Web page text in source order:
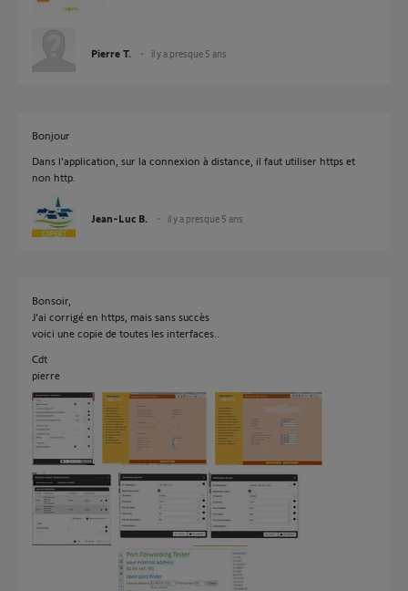
Pierre T. il y a presque 5 ans
Bonjour
Dans l'application, sur la connexion à distance, il faut utiliser https et
non http.
Jean-Luc B. il y a presque 5 ans
Bonsoir,
J'ai corrigé en https, mais sans succès
voici une copie de toutes les interfaces..
Cdt
pierre